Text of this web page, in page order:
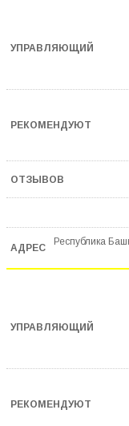
Республика